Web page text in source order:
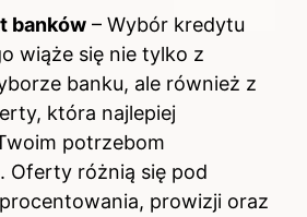
banków – Wybór kredytu
wiąże się nie tylko z
banku, ale również z
która najlepiej
potrzebom
Oferty różnią się pod
prowizji oraz